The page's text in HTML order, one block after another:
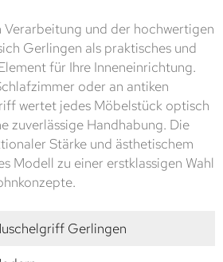
und der hochwertigen
Gerlingen als praktisches und
für Ihre Inneneinrichtung.
oder an antiken
wertet jedes Möbelstück optisch
zuverlässige Handhabung. Die
Stärke und ästhetischem
Modell zu einer erstklassigen Wahl
Gerlingen